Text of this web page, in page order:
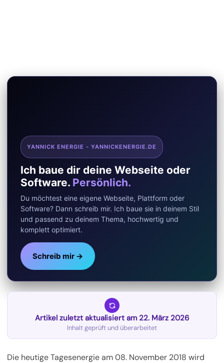
YANNICK ENERGIE - YANNICKENERGIE.DE
Ich baue dir deine Webseite oder
Software. Persönlich.
Du möchtest eine eigene Webseite, Plattform oder
Software? Dann schreib mir. Ich baue sie in deinem Stil
und passend zu deinem Thema, hochwertig und
komplett optimiert.
Schreib mir →
Artikel zuletzt aktualisiert am 22. März 2026
Inhalt geprüft und überarbeitet
Die heutige Tagesenergie am 08. November 2018 wird